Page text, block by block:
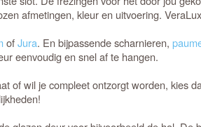
afmetingen, kleur en uitvoering.
ofJura. En bijpassende scharnieren,
eenvoudig en snel af te hangen.
of wil je compleet ontzorgt worden, kies